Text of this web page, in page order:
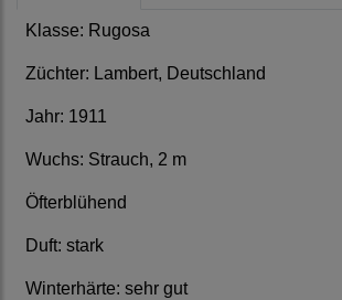
Klasse: Rugosa
Züchter: Lambert, Deutschland
Jahr: 1911
Wuchs: Strauch, 2 m
Öfterblühend
Duft: stark
Winterhärte: sehr gut